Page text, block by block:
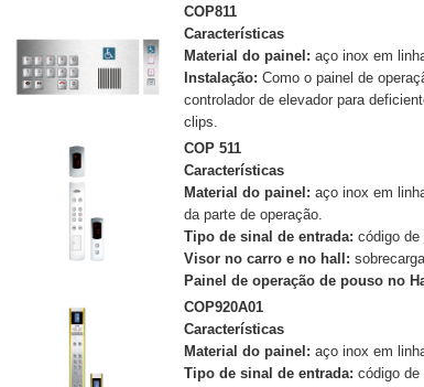
COP811
Características
Material do painel: aço inox em
Instalação: Como o painel de
controlador de elevador para
clips.
COP 511
Características
Material do painel: aço inox em
da parte de operação.
Tipo de sinal de entrada: código de
Visor no carro e no hall:
Painel de operação de pouso no
COP920A01
Características
Material do painel: aço inox em
Tipo de sinal de entrada: código de